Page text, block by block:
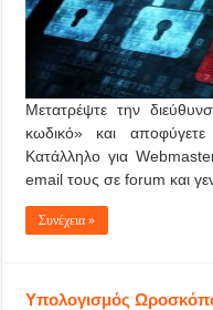
Μετατρέψτε την
κωδικό» και
Κατάλληλο για
email τους σε forum και
Συνέχεια »
Υπολογισμός